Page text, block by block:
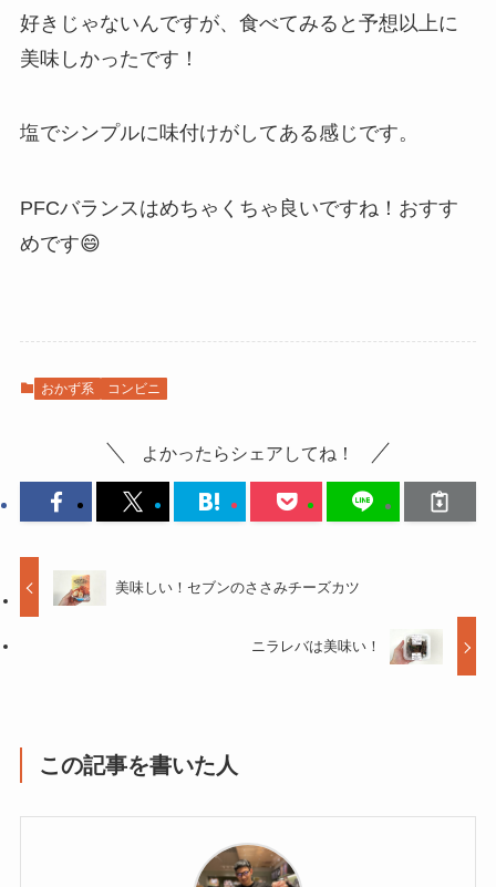
好きじゃないんですが、食べてみると予想以上に
美味しかったです！
塩でシンプルに味付けがしてある感じです。
PFCバランスはめちゃくちゃ良いですね！おすす
めです😄
おかず系 コンビニ
よかったらシェアしてね！
美味しい！セブンのささみチーズカツ
ニラレバは美味い！
この記事を書いた人